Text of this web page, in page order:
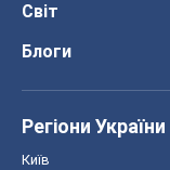
Світ
Блоги
Регіони України
Київ